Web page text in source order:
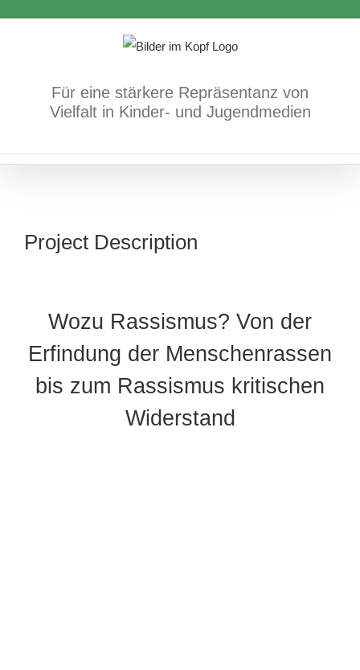
Für eine stärkere Repräsentanz von
Vielfalt in Kinder- und Jugendmedien
Project Description
Wozu Rassismus? Von der
Erfindung der Menschenrassen
bis zum Rassismus kritischen
Widerstand